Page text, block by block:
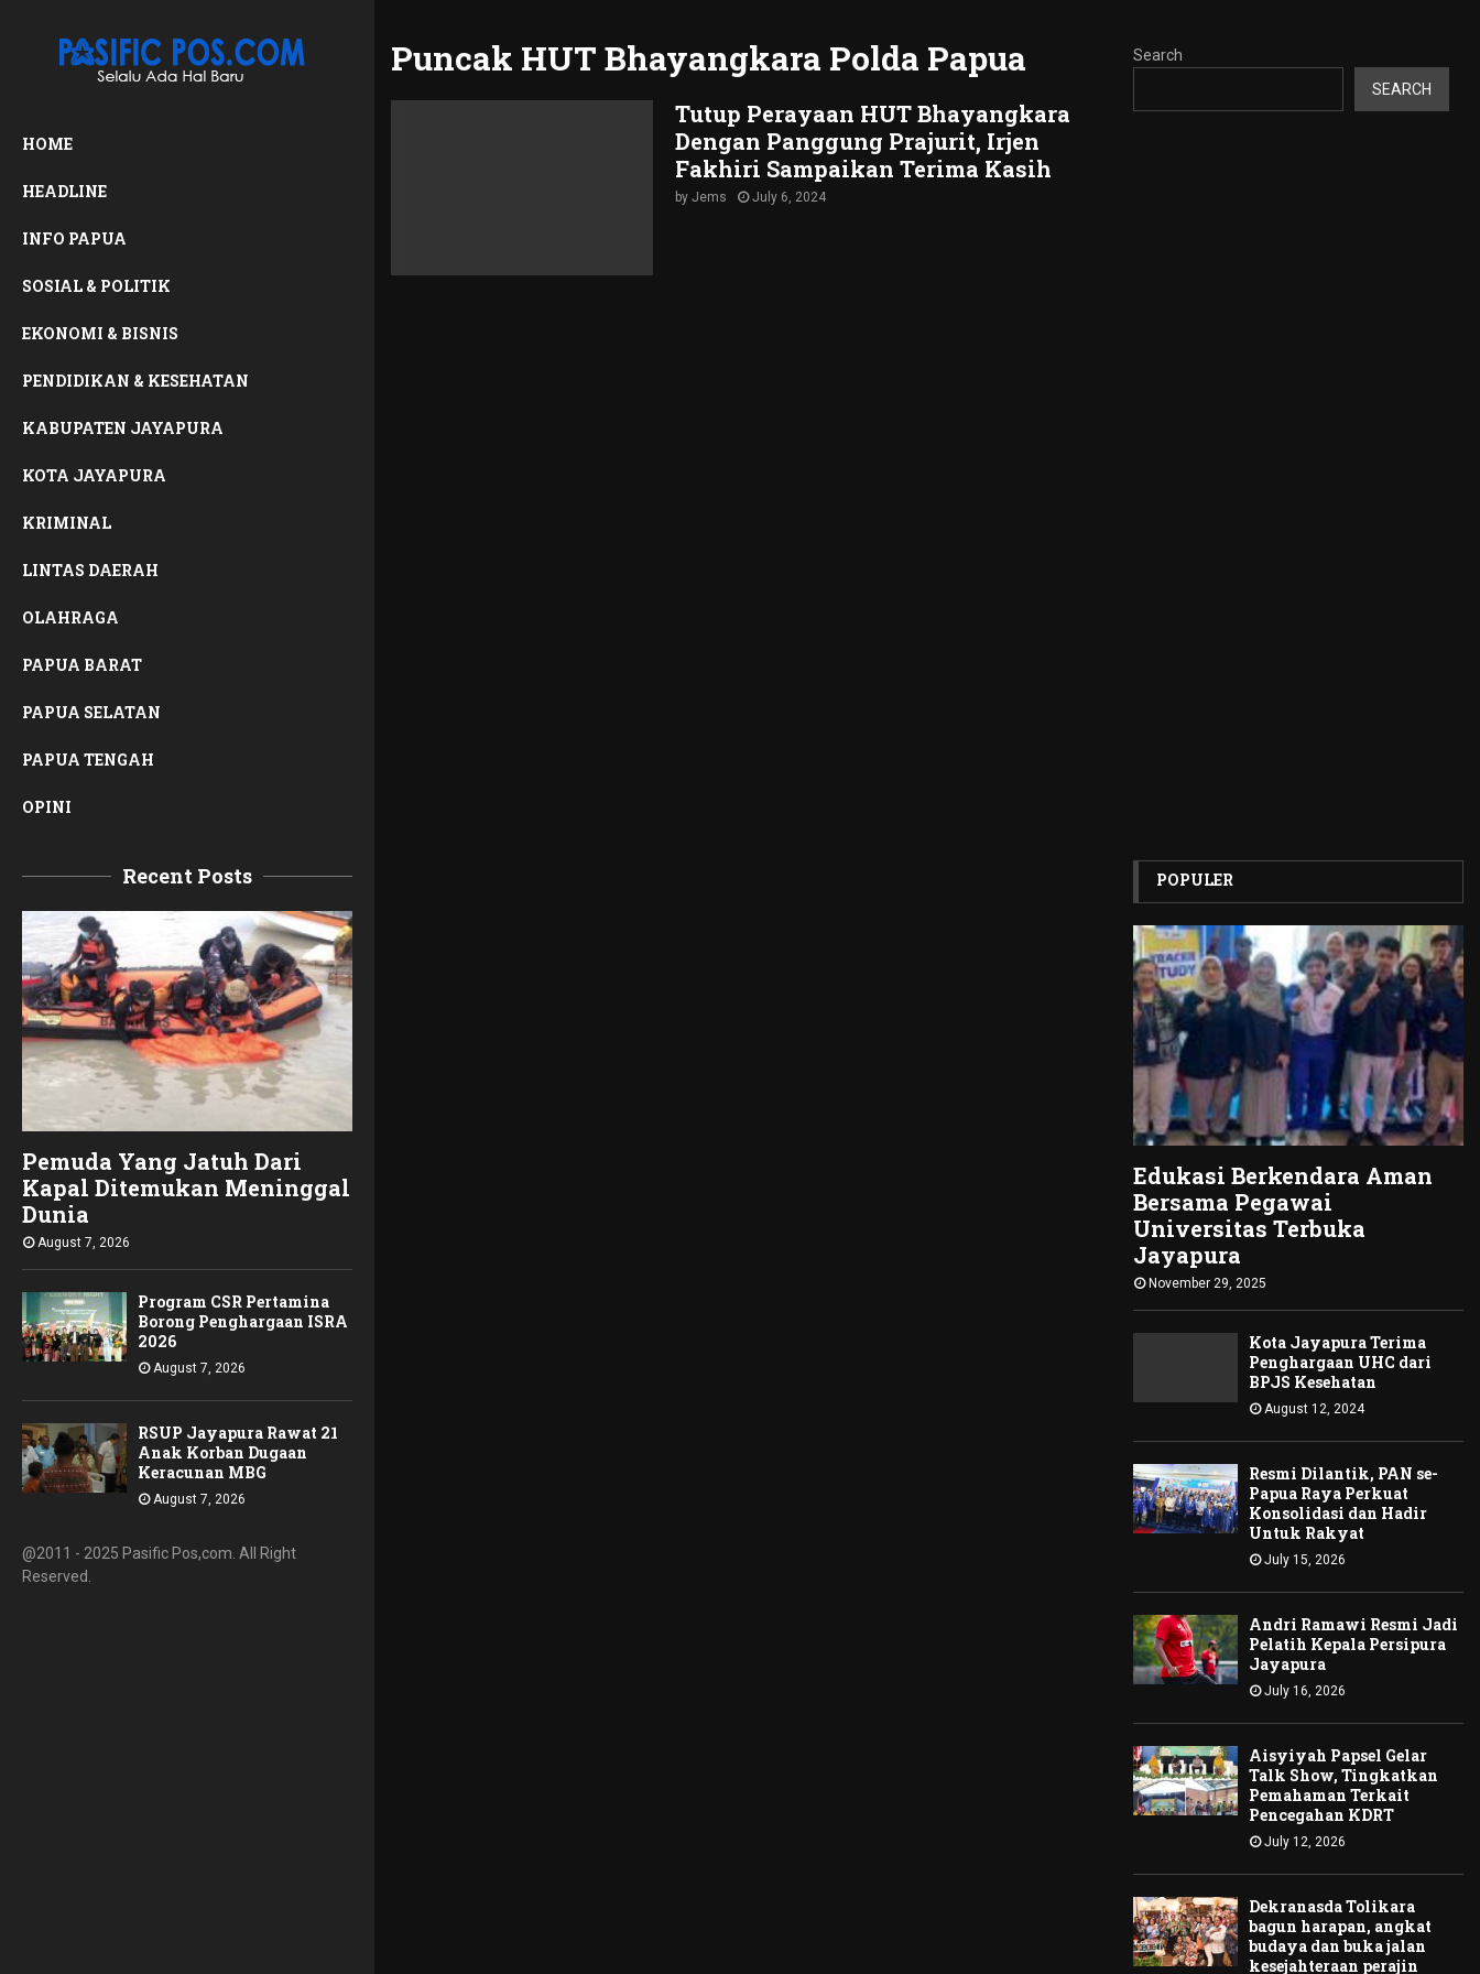
HOME
HEADLINE
INFO PAPUA
SOSIAL & POLITIK
EKONOMI & BISNIS
PENDIDIKAN & KESEHATAN
KABUPATEN JAYAPURA
KOTA JAYAPURA
KRIMINAL
LINTAS DAERAH
OLAHRAGA
PAPUA BARAT
PAPUA SELATAN
PAPUA TENGAH
OPINI
Recent Posts
Pemuda Yang Jatuh Dari
Kapal Ditemukan Meninggal
Dunia
August 7, 2026
Program CSR Pertamina
Borong Penghargaan ISRA
2026
August 7, 2026
RSUP Jayapura Rawat 21
Anak Korban Dugaan
Keracunan MBG
August 7, 2026
@2011 - 2025 Pasific Pos,com. All Right
Reserved.
Puncak HUT Bhayangkara Polda Papua
Tutup Perayaan HUT Bhayangkara
Dengan Panggung Prajurit, Irjen
Fakhiri Sampaikan Terima Kasih
by Jems July 6, 2024
Search
SEARCH
POPULER
Edukasi Berkendara Aman
Bersama Pegawai
Universitas Terbuka
Jayapura
November 29, 2025
Kota Jayapura Terima
Penghargaan UHC dari
BPJS Kesehatan
August 12, 2024
Resmi Dilantik, PAN se-
Papua Raya Perkuat
Konsolidasi dan Hadir
Untuk Rakyat
July 15, 2026
Andri Ramawi Resmi Jadi
Pelatih Kepala Persipura
Jayapura
July 16, 2026
Aisyiyah Papsel Gelar
Talk Show, Tingkatkan
Pemahaman Terkait
Pencegahan KDRT
July 12, 2026
Dekranasda Tolikara
bagun harapan, angkat
budaya dan buka jalan
kesejahteraan perajin